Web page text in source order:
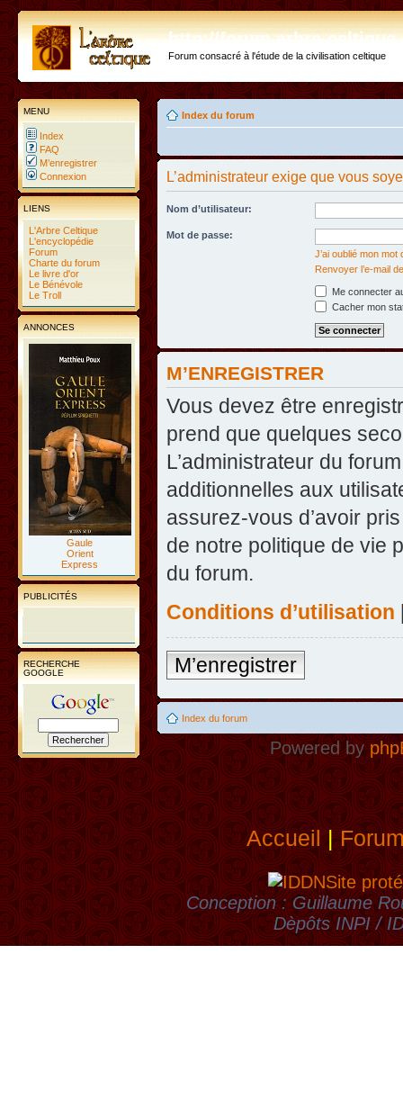
http://forum.arbre-
Forum consacré à l'étude de la civilisation celtique
MENU
Index
FAQ
M’enregistrer
Connexion
LIENS
L'Arbre Celtique
L'encyclopédie
Forum
Charte du forum
Le livre d'or
Le Bénévole
Le Troll
ANNONCES
Gaule
Orient
Express
PUBLICITÉS
RECHERCHE
GOOGLE
Index du forum
L’administrateur exige que vous
Nom d’utilisateur:
Mot de passe:
J’ai oublié mon mot
Renvoyer l’e-mail
Me connecter
Cacher mon
M’ENREGISTRER
Vous devez être
prend que quelques
L’administrateur du
additionnelles aux
assurez-vous d’avoir
de notre politique de vie
du forum.
Conditions d’utilisation
M’enregistrer
Index du forum
Powered by
Accueil|
Site
Conception : Guillaume
Dèpôts INPI /